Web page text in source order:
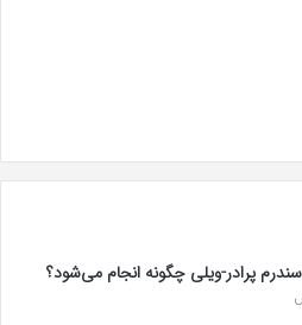
پرادر-ویلی چگونه انجام می‌شود؟